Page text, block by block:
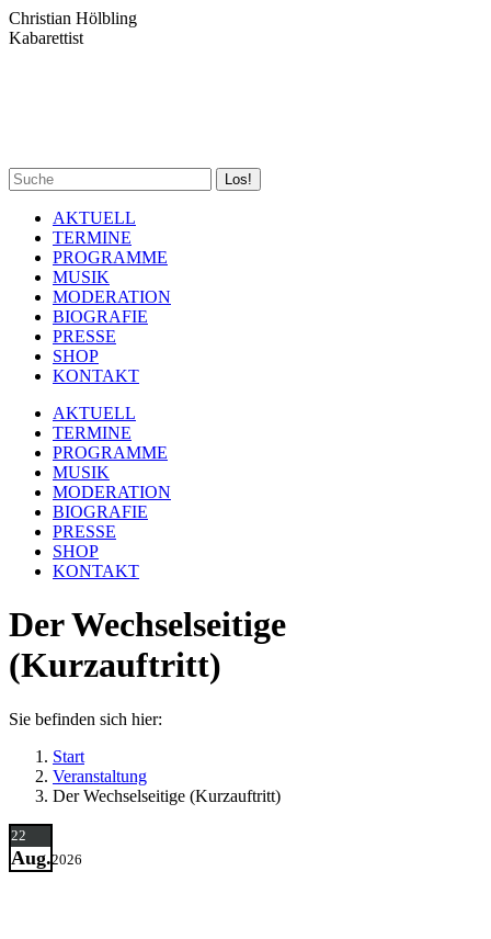
Zum
Inhalt
Christian Hölbling
Kabarettist
Spotify
page
opens
new
window
Facebook
page
opens
new
window
YouTube
page
opens
new
window
Instagram
page
opens
new
window
Search:
AKTUELL
TERMINE
PROGRAMME
MUSIK
MODERATION
BIOGRAFIE
PRESSE
SHOP
KONTAKT
AKTUELL
TERMINE
PROGRAMME
MUSIK
MODERATION
BIOGRAFIE
PRESSE
SHOP
KONTAKT
Der Wechselseitige
(Kurzauftritt)
Sie befinden sich hier:
Start
Veranstaltung
Der Wechselseitige (Kurzauftritt)
22
Aug.2026